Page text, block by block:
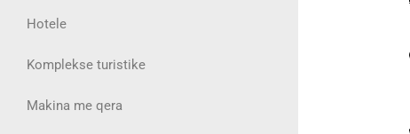
Hotele
Komplekse turistike
Makina me qera